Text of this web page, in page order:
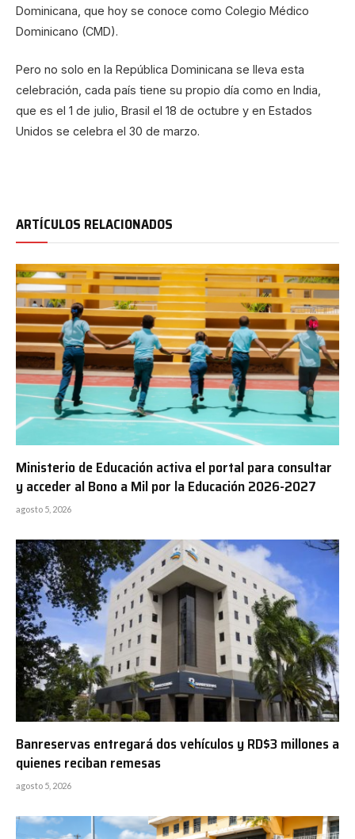
Dominicana, que hoy se conoce como Colegio Médico
Dominicano (CMD).
Pero no solo en la República Dominicana se lleva esta
celebración, cada país tiene su propio día como en India,
que es el 1 de julio, Brasil el 18 de octubre y en Estados
Unidos se celebra el 30 de marzo.
ARTÍCULOS RELACIONADOS
Ministerio de Educación activa el portal para consultar
y acceder al Bono a Mil por la Educación 2026-2027
agosto 5, 2026
Banreservas entregará dos vehículos y RD$3 millones a
quienes reciban remesas
agosto 5, 2026